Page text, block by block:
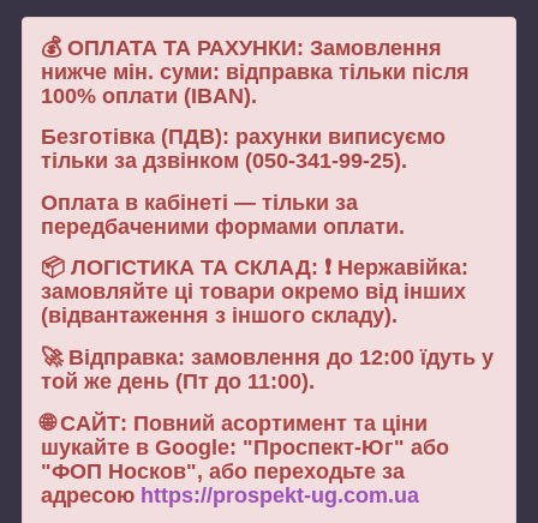
💰 ОПЛАТА ТА РАХУНКИ: Замовлення
нижче мін. суми: відправка тільки після
100% оплати (IBAN).
Безготівка (ПДВ): рахунки виписуємо
тільки за дзвінком (050-341-99-25).
Оплата в кабінеті — тільки за
передбаченими формами оплати.
📦 ЛОГІСТИКА ТА СКЛАД: ❗ Нержавійка:
замовляйте ці товари окремо від інших
(відвантаження з іншого складу).
🚀 Відправка: замовлення до 12:00 їдуть у
той же день (Пт до 11:00).
🌐 САЙТ: Повний асортимент та ціни
шукайте в Google: "Проспект-Юг" або
"ФОП Носков", або переходьте за
адресою https://prospekt-ug.com.ua